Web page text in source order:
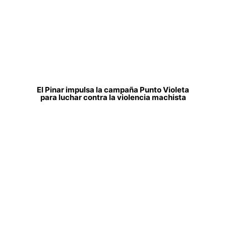
El Pinar impulsa la campaña Punto Violeta
para luchar contra la violencia machista